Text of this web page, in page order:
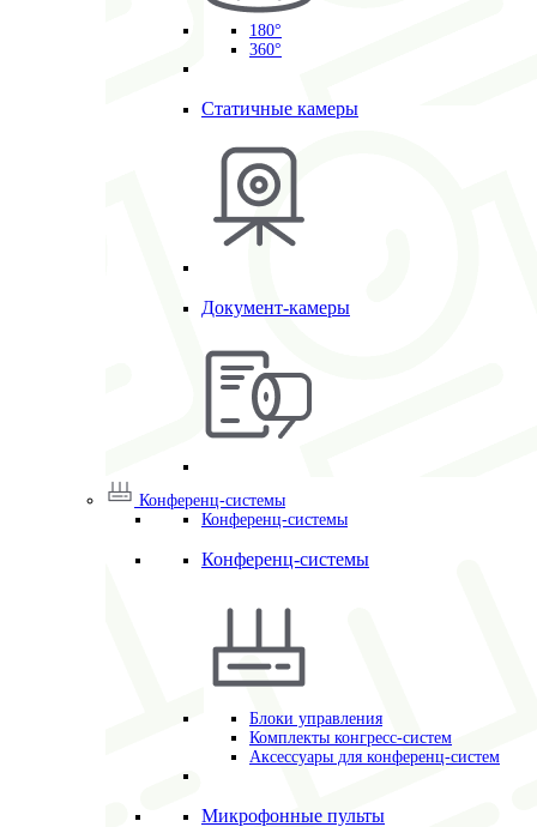
180°
360°
Статичные камеры
Документ-камеры
Конференц-системы
Конференц-системы
Конференц-системы
Блоки управления
Комплекты конгресс-систем
Аксессуары для конференц-систем
Микрофонные пульты